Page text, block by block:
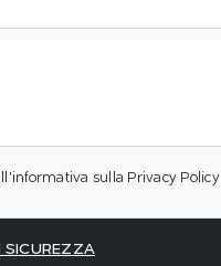
sulla Privacy Policy
SICUREZZA